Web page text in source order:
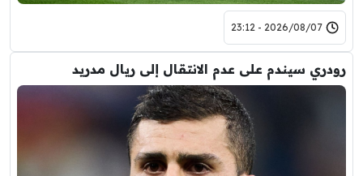
2026/08/07 - 23:12
رودري سيندم على عدم الانتقال إلى ريال مدريد